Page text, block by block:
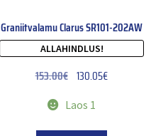
Graniitvalamu Clarus SR101-202AW
ALLAHINDLUS!
153.00€ 130.05€
Laos 1